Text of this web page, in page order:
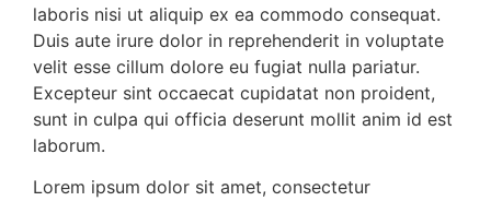
laboris nisi ut aliquip ex ea commodo consequat.
Duis aute irure dolor in reprehenderit in voluptate
velit esse cillum dolore eu fugiat nulla pariatur.
Excepteur sint occaecat cupidatat non proident,
sunt in culpa qui officia deserunt mollit anim id est
laborum.
Lorem ipsum dolor sit amet, consectetur